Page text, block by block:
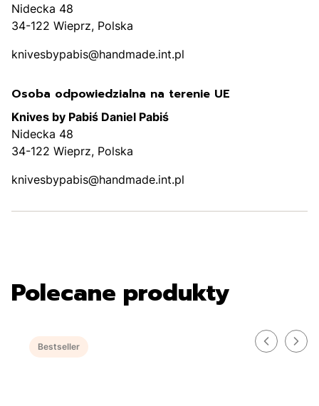
Nidecka 48
34-122 Wieprz, Polska
knivesbypabis@handmade.int.pl
Osoba odpowiedzialna na terenie UE
Knives by Pabiś Daniel Pabiś
Nidecka 48
34-122 Wieprz, Polska
knivesbypabis@handmade.int.pl
Polecane produkty
Bestseller